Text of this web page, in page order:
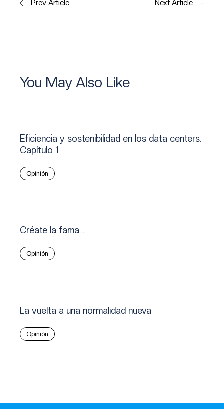
Prev Article Next Article
You May Also Like
Eficiencia y sostenibilidad en los data centers.
Capítulo 1
Opinión
Créate la fama…
Opinión
La vuelta a una normalidad nueva
Opinión